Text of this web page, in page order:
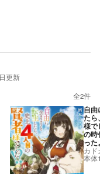
更新
全2件
自由
たら
様で
の時
った
カド
本体